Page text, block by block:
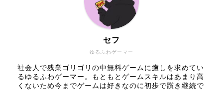
ゆるふわゲーマー
セフ
社会人で残業ゴリゴリの中無料ゲームに癒しを求めてい
るゆるふわゲーマー。もともとゲームスキルはあまり高
くないため今までゲームは好きなのに初歩で躓き継続で